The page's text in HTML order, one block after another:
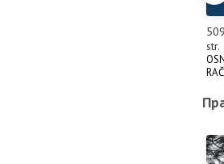
509
str.